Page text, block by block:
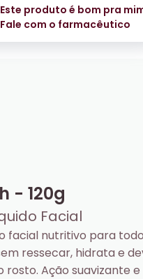
Este produto é bom pra
Fale com o farmacêutico
- 120g
Facial
facial nutritivo para
ressecar, hidrata e
rosto. Ação suavizante e